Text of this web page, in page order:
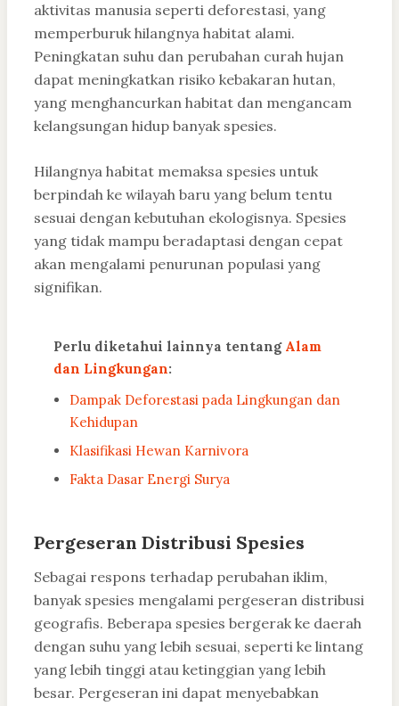
aktivitas manusia seperti deforestasi, yang
memperburuk hilangnya habitat alami.
Peningkatan suhu dan perubahan curah hujan
dapat meningkatkan risiko kebakaran hutan,
yang menghancurkan habitat dan mengancam
kelangsungan hidup banyak spesies.
Hilangnya habitat memaksa spesies untuk
berpindah ke wilayah baru yang belum tentu
sesuai dengan kebutuhan ekologisnya. Spesies
yang tidak mampu beradaptasi dengan cepat
akan mengalami penurunan populasi yang
signifikan.
Perlu diketahui lainnya tentang Alam
dan Lingkungan:
Dampak Deforestasi pada Lingkungan dan
Kehidupan
Klasifikasi Hewan Karnivora
Fakta Dasar Energi Surya
Pergeseran Distribusi Spesies
Sebagai respons terhadap perubahan iklim,
banyak spesies mengalami pergeseran distribusi
geografis. Beberapa spesies bergerak ke daerah
dengan suhu yang lebih sesuai, seperti ke lintang
yang lebih tinggi atau ketinggian yang lebih
besar. Pergeseran ini dapat menyebabkan